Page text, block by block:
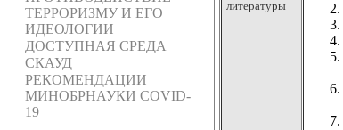
ТЕРРОРИЗМУ И ЕГО
ИДЕОЛОГИИ
ДОСТУПНАЯ СРЕДА
СКАУД
РЕКОМЕНДАЦИИ
МИНОБРНАУКИ COVID-
19
литературы